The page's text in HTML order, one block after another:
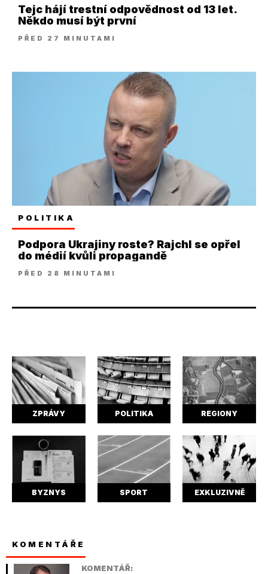
Tejc hájí trestní odpovědnost od 13 let.
Někdo musí být první
PŘED 27 MINUTAMI
POLITIKA
Podpora Ukrajiny roste? Rajchl se opřel
do médií kvůli propagandě
PŘED 28 MINUTAMI
ZPRÁVY POLITIKA REGIONY
BYZNYS SPORT EXKLUZIVNĚ
KOMENTÁŘE
KOMENTÁŘ: